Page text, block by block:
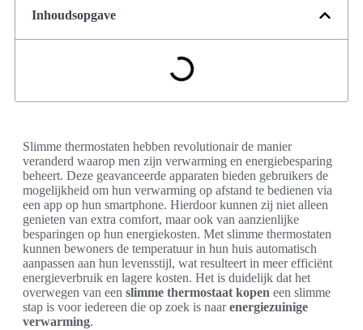
Inhoudsopgave
Slimme thermostaten hebben revolutionair de manier
veranderd waarop men zijn verwarming en energiebesparing
beheert. Deze geavanceerde apparaten bieden gebruikers de
mogelijkheid om hun verwarming op afstand te bedienen via
een app op hun smartphone. Hierdoor kunnen zij niet alleen
genieten van extra comfort, maar ook van aanzienlijke
besparingen op hun energiekosten. Met slimme thermostaten
kunnen bewoners de temperatuur in hun huis automatisch
aanpassen aan hun levensstijl, wat resulteert in meer efficiënt
energieverbruik en lagere kosten. Het is duidelijk dat het
overwegen van een slimme thermostaat kopen een slimme
stap is voor iedereen die op zoek is naarenergiezuinige
verwarming.